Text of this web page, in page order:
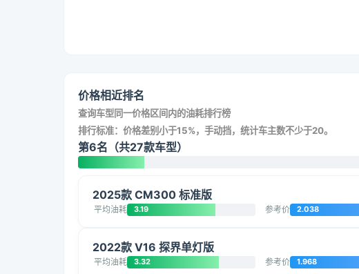
价格相近排名
查询车型同一价格区间内的油耗排行榜
排行标准：价格差别小于15%，手动挡，统计车主数不少于20。
第6名（共27款车型）
2025款 CM300 标准版
平均油耗 3.19 参考价 2.038
2022款 V16 探界单灯版
平均油耗 3.32 参考价 1.968